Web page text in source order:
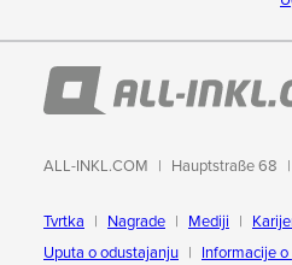
ALL-INKL.COM Hauptstraße 68
Tvrtka Nagrade Mediji
Uputa o odustajanju
Informacije